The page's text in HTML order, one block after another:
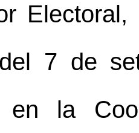
7 de
la